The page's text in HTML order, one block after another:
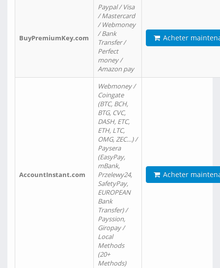
BuyPremiumKey.com
Paypal / Visa
/ Mastercard
/ Webmoney
/ Bank
Transfer /
Perfect
money /
Amazon pay
Acheter
AccountInstant.com
Webmoney /
Coingate
(BTC, BCH,
BTG, CVC,
DASH, ETC,
ETH, LTC,
OMG, ZEC…) /
Paysera
(EasyPay,
mBank,
Przelewy24,
SafetyPay,
EUROPEAN
Bank
Transfer) /
Payssion,
Giropay /
Local
Methods
(20+
Methods)
Acheter